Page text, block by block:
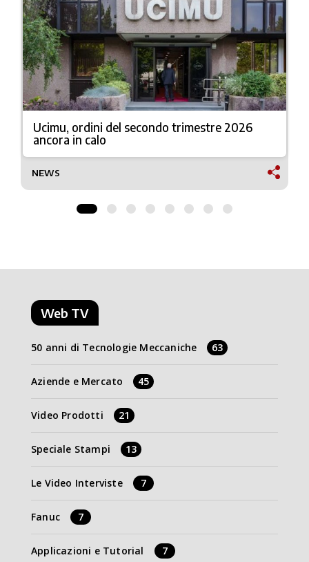
Ucimu, ordini del secondo trimestre 2026
ancora in calo
NEWS
Web TV
50 anni di Tecnologie Meccaniche 63
Aziende e Mercato 45
Video Prodotti 21
Speciale Stampi 13
Le Video Interviste 7
Fanuc 7
Applicazioni e Tutorial 7